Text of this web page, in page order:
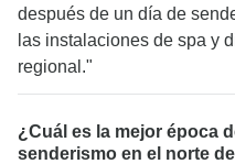
después de un día de
las instalaciones de spa y
regional."
¿Cuál es la mejor época
senderismo en el norte